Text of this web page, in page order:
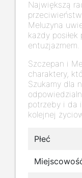
Największą
Meluzyna
każdy
entuzjazmem.
Szczepan i
charaktery,
Szukamy dla
potrzeby i da
kolejnej
Płeć